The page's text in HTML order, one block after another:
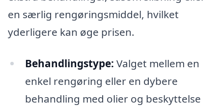
en særlig rengøringsmiddel, hvilket
yderligere kan øge prisen.
Behandlingstype: Valget mellem en
enkel rengøring eller en dybere
behandling med olier og beskyttelse